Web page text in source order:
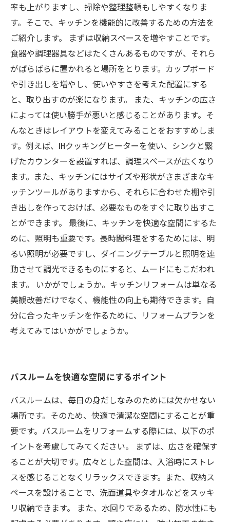
率も上がりますし、掃除や整理整頓もしやすくなりま
す。そこで、キッチンを機能的に改善するための方法を
ご紹介します。 まずは収納スペースを増やすことです。
食器や調理器具などはたくさんあるものですが、それら
がばらばらに置かれると場所をとります。カップボード
や引き出しを増やし、使いやすさを考えた配置にする
と、取り出すのが楽になります。 また、キッチンの広さ
によっては使い勝手が悪いと感じることがあります。そ
んなときはレイアウトを変えてみることをおすすめしま
す。例えば、IHクッキングヒーターを使い、シンクと繋
げたカウンターを設置すれば、調理スペースが広くなり
ます。また、キッチンにはサイズや形状がさまざまなキ
ッチンツールがありますから、それらに合わせた棚や引
き出しを作っておけば、必要なものをすぐに取り出すこ
とができます。 最後に、キッチンを快適な空間にするた
めに、照明も重要です。長時間料理をするためには、明
るい照明が必要ですし、ダイニングテーブルと照明を連
動させて調光できるものにすると、ムードにもこだわれ
ます。 いかがでしょうか。キッチンリフォームは単なる
美観改善だけでなく、機能性の向上も期待できます。自
分に合ったキッチンを作るために、リフォームプランを
考えてみてはいかがでしょうか。
バスルームを快適な空間にするポイント
バスルームは、毎日の身だしなみのためには欠かせない
場所です。そのため、快適で清潔な空間にすることが重
要です。バスルームをリフォームする際には、以下のポ
イントを考慮してみてください。 まずは、広さを確保す
ることが大切です。広々とした空間は、入浴時にストレ
スを感じることなくリラックスできます。また、収納ス
ペースを設けることで、洗面道具やタオルなどをスッキ
リ収納できます。 また、水回りであるため、防水性にも